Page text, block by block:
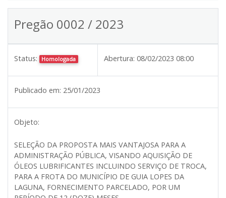
Pregão 0002 / 2023
Status: Homologada Abertura: 08/02/2023 08:00
Publicado em: 25/01/2023
Objeto:
SELEÇÃO DA PROPOSTA MAIS VANTAJOSA PARA A
ADMINISTRAÇÃO PÚBLICA, VISANDO AQUISIÇÃO DE
ÓLEOS LUBRIFICANTES INCLUINDO SERVIÇO DE TROCA,
PARA A FROTA DO MUNICÍPIO DE GUIA LOPES DA
LAGUNA, FORNECIMENTO PARCELADO, POR UM